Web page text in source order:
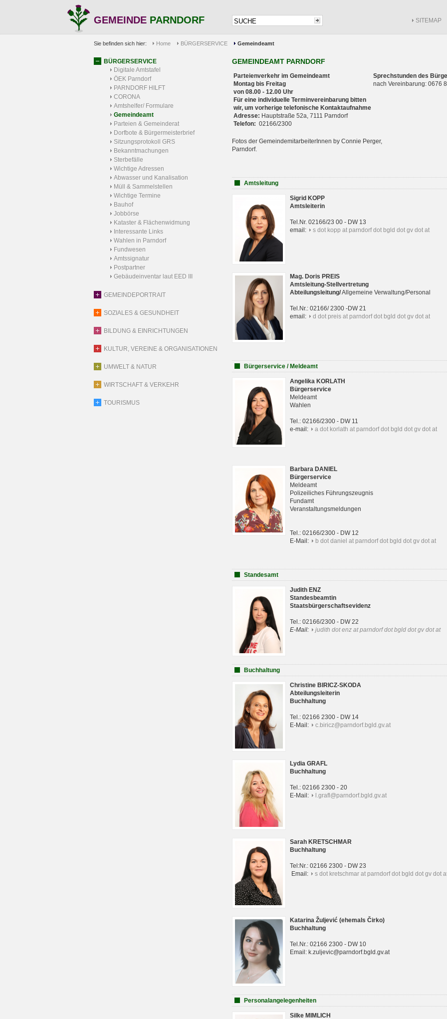
GEMEINDE PARNDORF SITEMAP
Sie befinden sich hier: Home BÜRGERSERVICE Gemeindeamt
BÜRGERSERVICE
Digitale Amtstafel
ÖEK Parndorf
PARNDORF HILFT
CORONA
Amtshelfer/ Formulare
Gemeindeamt
Parteien & Gemeinderat
Dorfbote & Bürgermeisterbrief
Sitzungsprotokoll GRS
Bekanntmachungen
Sterbefälle
Wichtige Adressen
Abwasser und Kanalisation
Müll & Sammelstellen
Wichtige Termine
Bauhof
Jobbörse
Kataster & Flächenwidmung
Interessante Links
Wahlen in Parndorf
Fundwesen
Amtssignatur
Postpartner
Gebäudeinventar laut EED III
GEMEINDEPORTRAIT
SOZIALES & GESUNDHEIT
BILDUNG & EINRICHTUNGEN
KULTUR, VEREINE & ORGANISATIONEN
UMWELT & NATUR
WIRTSCHAFT & VERKEHR
TOURISMUS
GEMEINDEAMT PARNDORF
Parteienverkehr im Gemeindeamt
Montag bis Freitag
von 08.00 - 12.00 Uhr
Für eine individuelle Terminvereinbarung bitten
wir, um vorherige telefonische Kontaktaufnahme
Adresse: Hauptstraße 52a, 7111 Parndorf
Telefon: 02166/2300
Sprechstunden des
nach Vereinbarung: 0676
Fotos der GemeindemitarbeiterInnen by Connie Perger,
Parndorf.
Amtsleitung
Sigrid KOPP
Amtsleiterin
Tel.Nr. 02166/23 00 - DW 13
email:
s dot kopp at parndorf dot bgld dot gv dot at
Mag. Doris PREIS
Amtsleitung-Stellvertretung
Abteilungsleitung/Allgemeine Verwaltung/Personal
Tel.Nr.: 02166/ 2300 -DW 21
email:
d dot preis at parndorf dot bgld dot gv dot at
Bürgerservice / Meldeamt
Angelika KORLATH
Bürgerservice
Meldeamt
Wahlen
Tel.: 02166/2300 - DW 11
e-mail:
a dot korlath at parndorf dot bgld dot gv dot at
Barbara DANIEL
Bürgerservice
Meldeamt
Polizeiliches Führungszeugnis
Fundamt
Veranstaltungsmeldungen
Tel.: 02166/2300 - DW 12
E-Mail:
b dot daniel at parndorf dot bgld dot gv dot at
Standesamt
Judith ENZ
Standesbeamtin
Staatsbürgerschaftsevidenz
Tel.: 02166/2300 - DW 22
E-Mail:
judith dot enz at parndorf dot bgld dot gv dot at
Buchhaltung
Christine BIRICZ-SKODA
Abteilungsleiterin
Buchhaltung
Tel.: 02166 2300 - DW 14
E-Mail:
c.biricz@parndorf.bgld.gv.at
Lydia GRAFL
Buchhaltung
Tel.: 02166 2300 - 20
E-Mail:
l.grafl@parndorf.bgld.gv.at
Sarah KRETSCHMAR
Buchhaltung
Tel:Nr.: 02166 2300 - DW 23
Email:
s dot kretschmar at parndorf dot bgld dot gv dot
Katarina Žuljević (ehemals Čirko)
Buchhaltung
Tel.Nr.: 02166 2300 - DW 10
Email: k.zuljevic@parndorf.bgld.gv.at
Personalangelegenheiten
Silke MIMLICH